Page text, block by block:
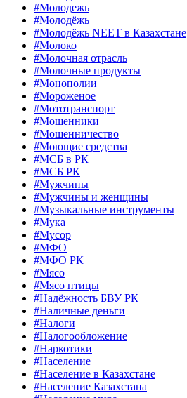
#Молодежь
#Молодёжь
#Молодёжь NEET в Казахстане
#Молоко
#Молочная отрасль
#Молочные продукты
#Монополии
#Мороженое
#Мототранспорт
#Мошенники
#Мошенничество
#Моющие средства
#МСБ в РК
#МСБ РК
#Мужчины
#Мужчины и женщины
#Музыкальные инструменты
#Мука
#Мусор
#МФО
#МФО РК
#Мясо
#Мясо птицы
#Надёжность БВУ РК
#Наличные деньги
#Налоги
#Налогообложение
#Наркотики
#Население
#Население в Казахстане
#Население Казахстана